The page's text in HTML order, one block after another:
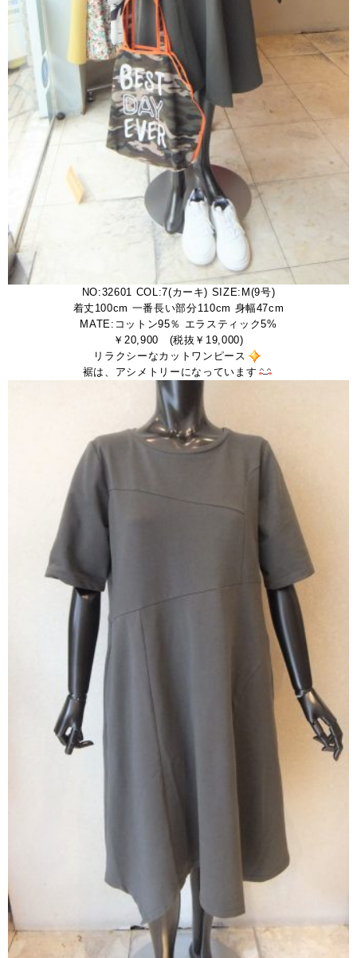
NO:32601 COL:7(カーキ) SIZE:M(9号)
着丈100cm 一番長い部分110cm 身幅47cm
MATE:コットン95％ エラスティック5%
￥20,900 (税抜￥19,000)
リラクシーなカットワンピース
裾は、アシメトリーになっています